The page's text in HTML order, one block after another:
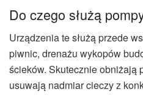
Do czego służą
Urządzenia te służą przede
piwnic, drenażu wykopów
ścieków. Skutecznie obniżają
usuwają nadmiar cieczy z